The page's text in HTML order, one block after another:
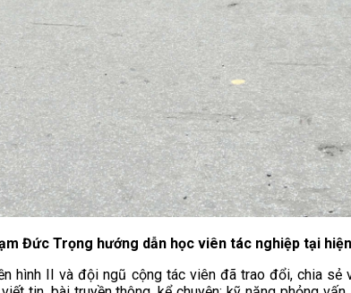
Đức Trọng hướng dẫn học viên tác nghiệp tại
hình II và đội ngũ cộng tác viên đã trao đổi, chia